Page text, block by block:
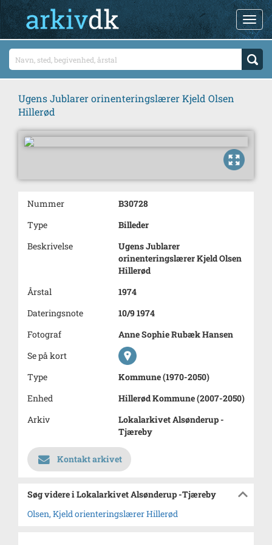
Ugens Jublarer orinenteringslærer Kjeld Olsen
Hillerød
Nummer
B30728
Type
Billeder
Beskrivelse
Ugens Jublarer
orinenteringslærer Kjeld Olsen
Hillerød
Årstal
1974
Dateringsnote
10/9 1974
Fotograf
Anne Sophie Rubæk Hansen
Se på kort
Type
Kommune (1970-2050)
Enhed
Hillerød Kommune (2007-2050)
Arkiv
Lokalarkivet Alsønderup -
Tjæreby
Kontakt arkivet
Søg videre i Lokalarkivet Alsønderup -Tjæreby
Olsen, Kjeld orienteringslærer Hillerød